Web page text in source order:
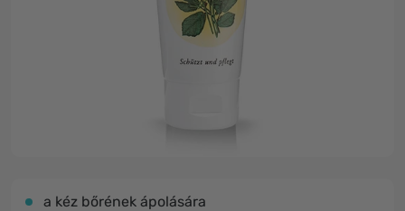
a kéz bőrének ápolására